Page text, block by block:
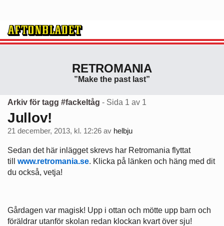
RETROMANIA
”Make the past last”
Arkiv för tagg #fackeltåg - Sida 1 av 1
Jullov!
21 december, 2013, kl. 12:26 av helbju
Sedan det här inlägget skrevs har Retromania flyttat
till
www.retromania.se. Klicka på länken och häng med dit
du också, vetja!
Gårdagen var magisk! Upp i ottan och mötte upp barn och
föräldrar utanför skolan redan klockan kvart över sju!